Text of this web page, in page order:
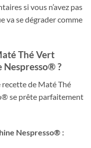
si vous n’avez pas
va se dégrader comme
Thé Vert
?
de Maté Thé
se prête parfaitement
Nespresso® :